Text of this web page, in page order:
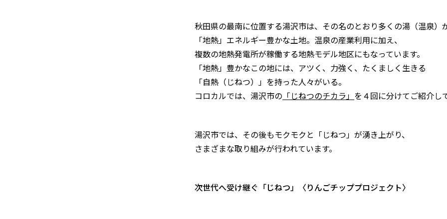
秋田県の最南に位置する湯沢市は、その名のとおり多くの湯（温泉）
「地熱」エネルギー豊かな土地。温泉の産業利用に加え、
複数の地熱発電所が稼働する地熱モデル地区にもなっています。
「地熱」豊かなこの地には、アツく、力強く、たくましく生きる
「自熱（じねつ）」を持った人々がいる――。
コロカルでは、湯沢市の 「じねつのチカラ」 を４回に分けてご紹介し
湯沢市では、その後もモクモクと「じねつ」が湧き上がり、
さまざまな取り組みが行われています。
次世代へ受け継ぐ「じねつ」〈りんごチッププロジェクト〉